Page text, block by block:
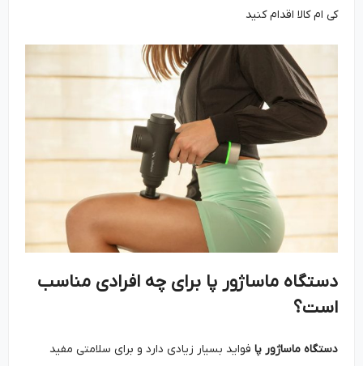
کی ام کالا اقدام کنید
دستگاه ماساژور پا برای چه افرادی مناسب
است؟
دستگاه ماساژور پافواید بسیار زیادی دارد و برای سلامتی مفید